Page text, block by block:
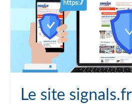
Le site signals.fr